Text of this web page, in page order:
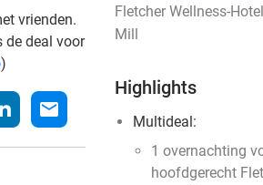
vrienden.
de deal voor
)
mail
Fletcher Wellness-
Mill
Highlights
Multideal:
1 overnachting
hoofdgerecht